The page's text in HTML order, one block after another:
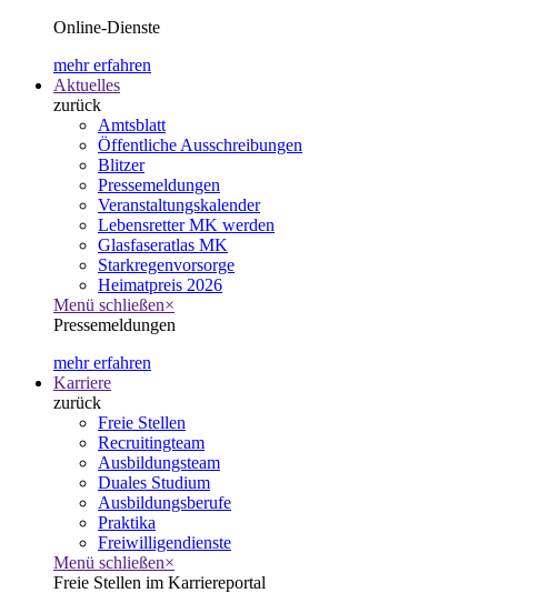
Online-Dienste
mehr erfahren
Aktuelles
zurück
Amtsblatt
Öffentliche Ausschreibungen
Blitzer
Pressemeldungen
Veranstaltungskalender
Lebensretter MK werden
Glasfaseratlas MK
Starkregenvorsorge
Heimatpreis 2026
Menü schließen×
Pressemeldungen
mehr erfahren
Karriere
zurück
Freie Stellen
Recruitingteam
Ausbildungsteam
Duales Studium
Ausbildungsberufe
Praktika
Freiwilligendienste
Menü schließen×
Freie Stellen im Karriereportal